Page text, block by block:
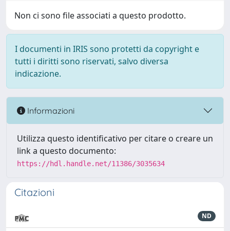
Non ci sono file associati a questo prodotto.
I documenti in IRIS sono protetti da copyright e
tutti i diritti sono riservati, salvo diversa
indicazione.
Informazioni
Utilizza questo identificativo per citare o creare un
link a questo documento:
https://hdl.handle.net/11386/3035634
Citazioni
ND